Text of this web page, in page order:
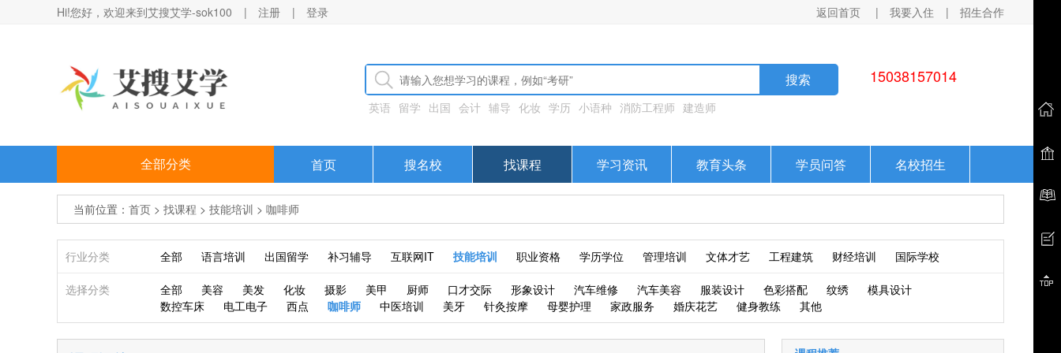
Hi!您好，欢迎来到艾搜艾学-sok100 | 注册 | 登录 返回首页 | 我要入住 | 招生合作
15038157014
搜索
英语 留学 出国 会计 辅导 化妆 学历 小语种 消防工程师 建造师
全部分类 首页 搜名校 找课程 学习资讯 教育头条 学员问答 名校招生
当前位置： 首页 > 找课程 > 技能培训 > 咖啡师
行业分类 全部 语言培训 出国留学 补习辅导 互联网IT 技能培训 职业资格 学历学位 管理培训 文体才艺 工程建筑 财经培训 国际学校
选择分类 全部 美容 美发 化妆 摄影 美甲 厨师 口才交际 形象设计 汽车维修 汽车美容 服装设计 色彩搭配 纹绣
模具设计
数控车床
电工电子 西点 咖啡师 中医培训 美牙 针灸按摩 母婴护理 家政服务 婚庆花艺 健身教练 其他